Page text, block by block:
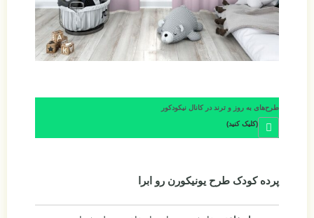
طرح‌های به روز و ترند در کانال نیکودکور
(کلیک کنید)
پرده کودک طرح یونیکورن رو ابرا